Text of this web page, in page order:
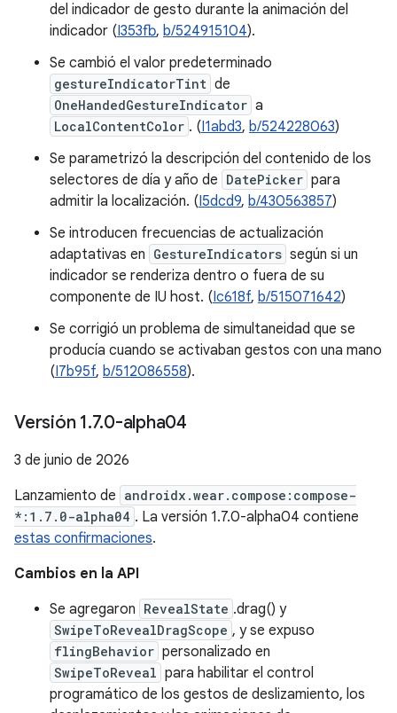
del indicador de gesto durante la animación del
indicador (I353fb, b/524915104).
Se cambió el valor predeterminado
gestureIndicatorTint de
OneHandedGestureIndicator a
LocalContentColor . (I1abd3, b/524228063)
Se parametrizó la descripción del contenido de los
selectores de día y año de DatePicker para
admitir la localización. (I5dcd9, b/430563857)
Se introducen frecuencias de actualización
adaptativas en GestureIndicators según si un
indicador se renderiza dentro o fuera de su
componente de IU host. (Ic618f, b/515071642)
Se corrigió un problema de simultaneidad que se
producía cuando se activaban gestos con una mano
(I7b95f, b/512086558).
Versión 1.7.0-alpha04
3 de junio de 2026
Lanzamiento de androidx.wear.compose:compose-
*:1.7.0-alpha04 . La versión 1.7.0-alpha04 contiene
estas confirmaciones.
Cambios en la API
Se agregaron RevealState .drag() y
SwipeToRevealDragScope , y se expuso
flingBehavior personalizado en
SwipeToReveal para habilitar el control
programático de los gestos de deslizamiento, los